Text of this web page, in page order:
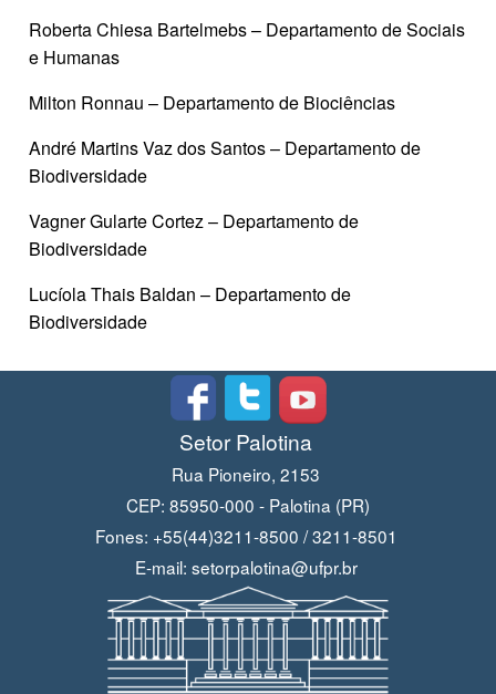
Roberta Chiesa Bartelmebs – Departamento de Sociais
e Humanas
Milton Ronnau – Departamento de Biociências
André Martins Vaz dos Santos – Departamento de
Biodiversidade
Vagner Gularte Cortez – Departamento de
Biodiversidade
Lucíola Thais Baldan – Departamento de
Biodiversidade
Setor Palotina
Rua Pioneiro, 2153
CEP: 85950-000 - Palotina (PR)
Fones: +55(44)3211-8500 / 3211-8501
E-mail: setorpalotina@ufpr.br